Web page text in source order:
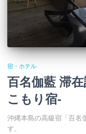
宿・ホテル
百名伽藍 滞
こもり宿-
沖縄本島の高級宿「百名
す。